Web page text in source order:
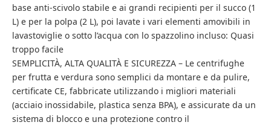
base anti-scivolo stabile e ai grandi recipienti per il succo (1
L) e per la polpa (2 L), poi lavate i vari elementi amovibili in
lavastoviglie o sotto l’acqua con lo spazzolino incluso: Quasi
troppo facile
SEMPLICITÀ, ALTA QUALITÀ E SICUREZZA – Le centrifughe
per frutta e verdura sono semplici da montare e da pulire,
certificate CE, fabbricate utilizzando i migliori materiali
(acciaio inossidabile, plastica senza BPA), e assicurate da un
sistema di blocco e una protezione contro il